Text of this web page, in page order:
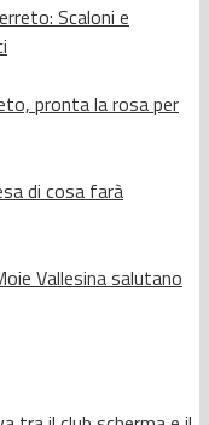
Scaloni e
pronta la rosa per
di cosa farà
Vallesina salutano